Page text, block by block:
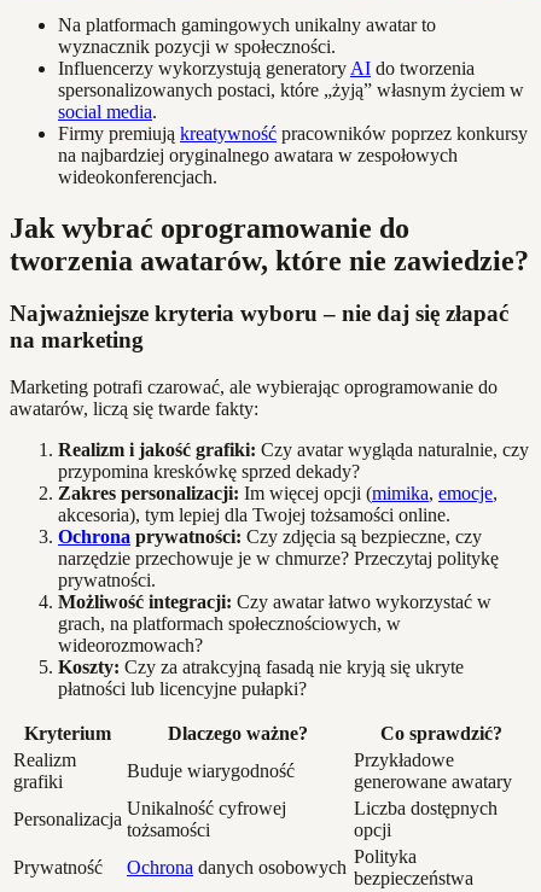
Na platformach gamingowych unikalny awatar to
wyznacznik pozycji w społeczności.
Influencerzy wykorzystują generatory AI do tworzenia
spersonalizowanych postaci, które „żyją” własnym życiem w
social media.
Firmy premiują kreatywność pracowników poprzez konkursy
na najbardziej oryginalnego awatara w zespołowych
wideokonferencjach.
Jak wybrać oprogramowanie do
tworzenia awatarów, które nie zawiedzie?
Najważniejsze kryteria wyboru – nie daj się złapać
na marketing
Marketing potrafi czarować, ale wybierając oprogramowanie do
awatarów, liczą się twarde fakty:
Realizm i jakość grafiki: Czy avatar wygląda naturalnie, czy
przypomina kreskówkę sprzed dekady?
Zakres personalizacji: Im więcej opcji (mimika, emocje,
akcesoria), tym lepiej dla Twojej tożsamości online.
Ochrona prywatności: Czy zdjęcia są bezpieczne, czy
narzędzie przechowuje je w chmurze? Przeczytaj politykę
prywatności.
Możliwość integracji: Czy awatar łatwo wykorzystać w
grach, na platformach społecznościowych, w
wideorozmowach?
Koszty: Czy za atrakcyjną fasadą nie kryją się ukryte
płatności lub licencyjne pułapki?
Kryterium Dlaczego ważne?
Co sprawdzić?
Realizm
grafiki
Buduje wiarygodność
Przykładowe
generowane awatary
Personalizacja
Unikalność cyfrowej
tożsamości
Liczba dostępnych
opcji
Prywatność
Ochrona danych osobowych
Polityka
bezpieczeństwa